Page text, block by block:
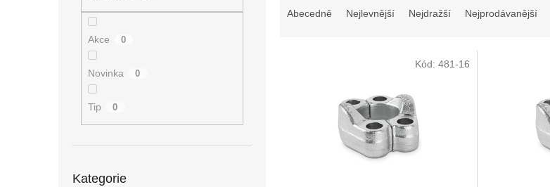
Akce 0
Novinka 0
Tip 0
kategorie
Kategorie
Abecedně Nejlevnější Nejdražší Nejprodávanější
Kód: 481-16